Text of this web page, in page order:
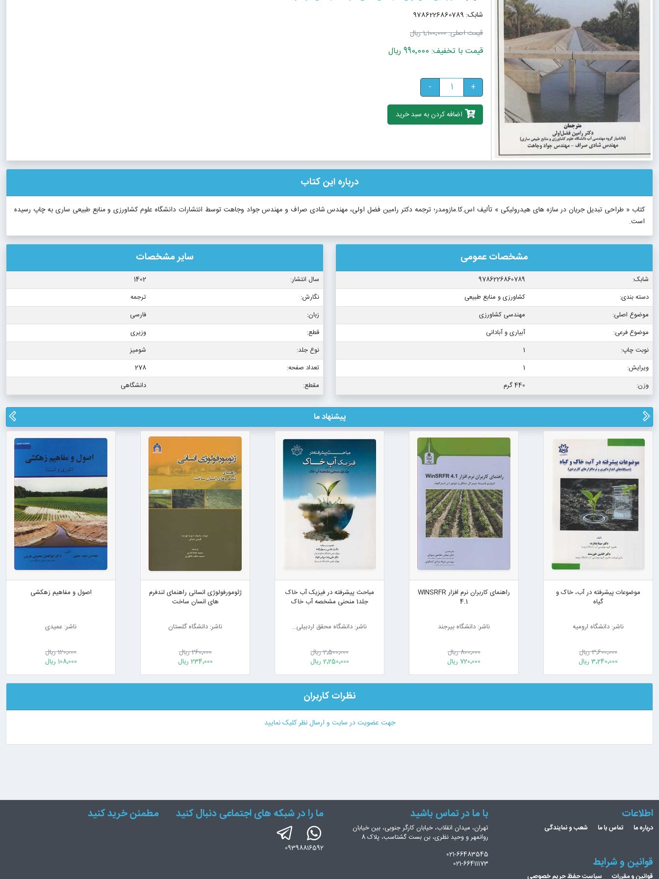
شابک: 9786226860789
قیمت اصلی:1٬100٬000 ریال
قیمت با تخفیف: 990٬000 ریال
+
-
اضافه کردن به سبد خرید
درباره این کتاب
کتاب « طراحی تبدیل جریان در سازه های هیدرولیکی » تألیف اس.کا.مازومدر؛ ترجمه دکتر رامین فضل اولی، مهندس شادی صراف و مهندس جواد وجاهت توسط انتشارات دانشگاه علوم کشاورزی و منابع طبیعی ساری به چاپ رسیده
است.
مشخصات عمومی
شابک:
9786226860789
دسته بندی:
کشاورزی و منابع طبیعی
موضوع اصلی:
مهندسی کشاورزی
موضوع فرعی:
آبیاری و آبادانی
نوبت چاپ:
1
ویرایش:
1
وزن:
440 گرم
سایر مشخصات
سال انتشار:
1402
نگارش:
ترجمه
زبان:
فارسی
قطع:
وزیری
نوع جلد:
شومیز
تعداد صفحه:
278
مقطع:
دانشگاهی
پیشنهاد ما
موضوعات پیشرفته در آب، خاک و
گیاه
ناشر: دانشگاه ارومیه
3٬600٬000 ریال
3٬240٬000 ریال
راهنمای کاربران نرم افزار WINSRFR
4.1
ناشر: دانشگاه بیرجند
800٬000 ریال
720٬000 ریال
مباحث پیشرفته در فیزیک آب خاک
جلد1 منحنی مشخصه آب خاک
ناشر: دانشگاه محقق اردبیلی..
2٬500٬000 ریال
2٬250٬000 ریال
ژئومورفولوژی انسانی راهنمای لندفرم
های انسان ساخت
ناشر: دانشگاه گلستان
260٬000 ریال
234٬000 ریال
اصول و مفاهیم زهکشی
ناشر: عمیدی
120٬000 ریال
108٬000 ریال
نظرات کاربران
جهت عضویت در سایت و ارسال نظر کلیک نمایید
اطلاعات
درباره ما تماس با ما شعب و نمایندگی
قوانین و شرایط
قوانین و مقررات سیاست حفظ حریم خصوصی
با ما در تماس باشید
تهران، میدان انقلاب، خیابان کارگر جنوبی، بین خیابان
روانمهر و وحید نظری، بن بست گشتاسب، پلاک 8
021-66483545
021-66411173
ما را در شبکه های اجتماعی دنبال کنید
09398816592
مطمئن خرید کنید